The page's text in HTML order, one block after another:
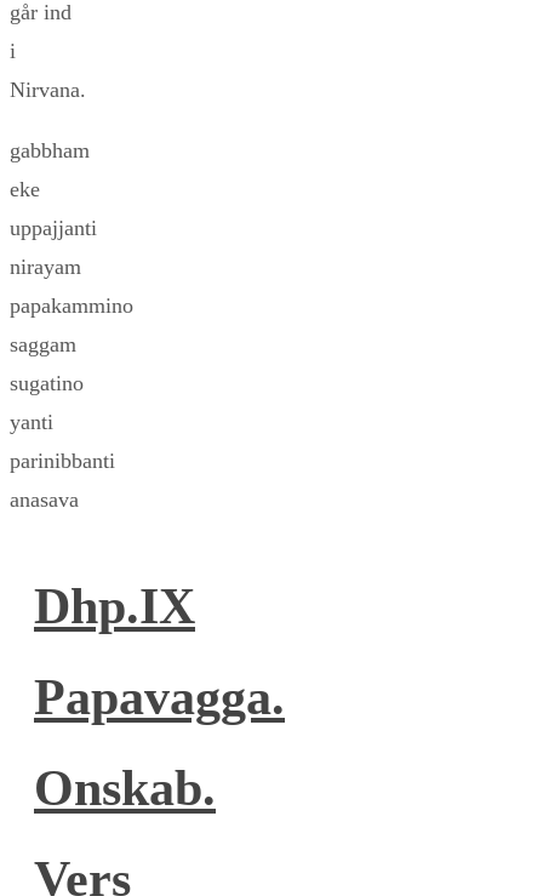
går ind
i
Nirvana.
gabbham
eke
uppajjanti
nirayam
papakammino
saggam
sugatino
yanti
parinibbanti
anasava
Dhp.IX
Papavagga.
Onskab.
Vers